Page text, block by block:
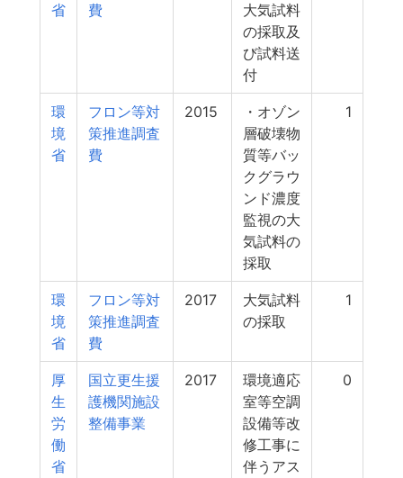
省
費
大気試料
の採取及
び試料送
付
環
境
省
フロン等対
策推進調査
費
2015
・オゾン
層破壊物
質等バッ
クグラウ
ンド濃度
監視の大
気試料の
採取
1
環
境
省
フロン等対
策推進調査
費
2017
大気試料
の採取
1
厚
生
労
働
省
国立更生援
護機関施設
整備事業
2017
環境適応
室等空調
設備等改
修工事に
伴うアス
0